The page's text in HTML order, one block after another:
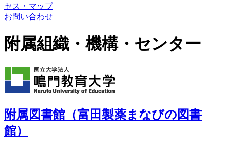
セス・マップ
お問い合わせ
附属組織・機構・センター
附属図書館（富田製薬まなびの図書
館）